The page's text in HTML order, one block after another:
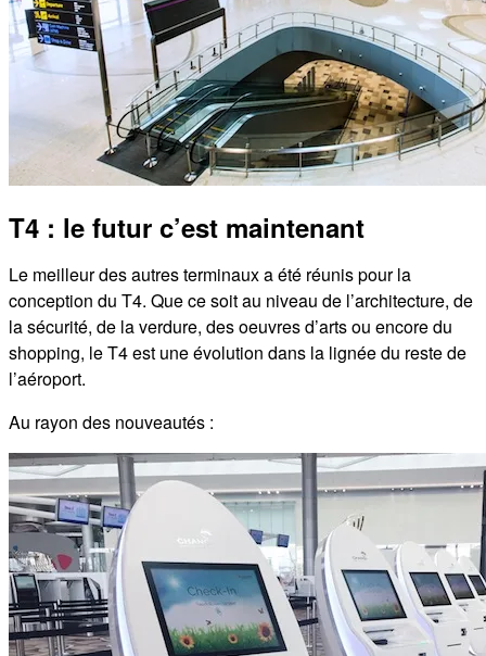
T4 : le futur c’est maintenant
Le meilleur des autres terminaux a été réunis pour la
conception du T4. Que ce soit au niveau de l’architecture, de
la sécurité, de la verdure, des oeuvres d’arts ou encore du
shopping, le T4 est une évolution dans la lignée du reste de
l’aéroport.
Au rayon des nouveautés :